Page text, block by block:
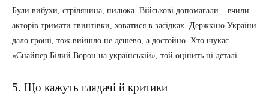
Були вибухи, стрілянина, пилюка. Військові допомагали – вчили
акторів тримати гвинтівки, ховатися в засідках. Держкіно України
дало гроші, тож вийшло не дешево, а достойно. Хто шукає
«Снайпер Білий Ворон на українській», той оцінить ці деталі.
5. Що кажуть глядачі й критики